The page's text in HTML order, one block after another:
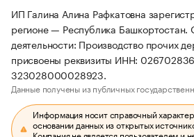
ИП Галина Алина Рафкатовна
регионе — Республика Башкортостан.
деятельности: Производство прочих
присвоены реквизиты ИНН:
323028000028923.
Данные получены из публичных
Информация носит справочный
основании данных из открытых